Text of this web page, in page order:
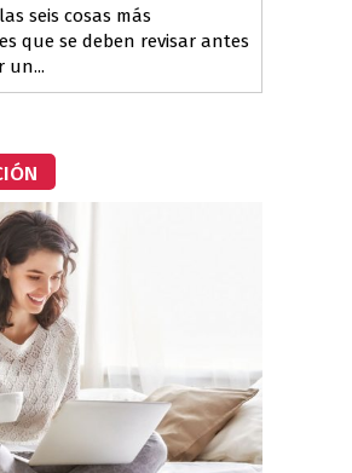
seis cosas más
que se deben revisar antes
un...